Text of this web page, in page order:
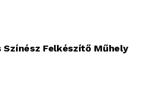
Felkészítő Műhely